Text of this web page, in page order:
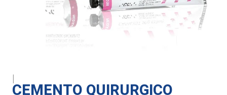
CEMENTO QUIRURGICO